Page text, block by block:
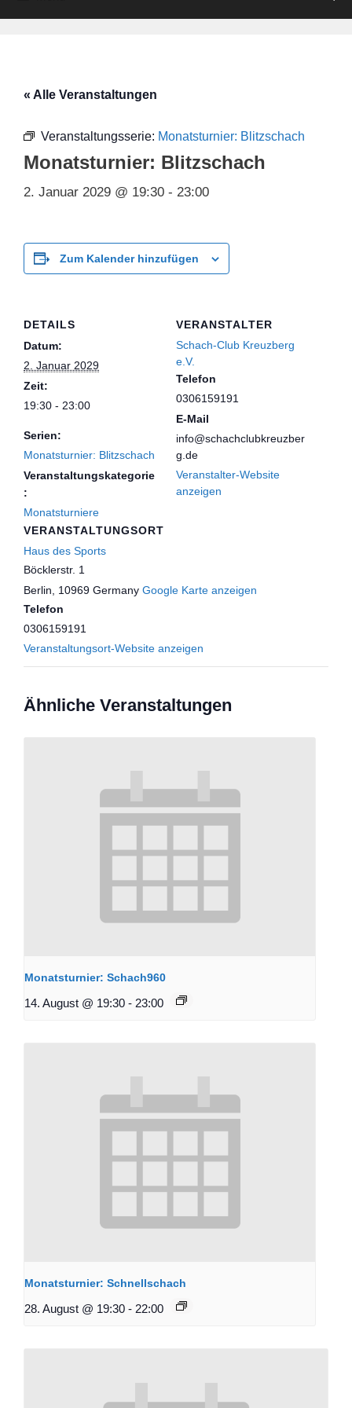
« Alle Veranstaltungen
Veranstaltungsserie: Monatsturnier: Blitzschach
Monatsturnier: Blitzschach
2. Januar 2029 @ 19:30 - 23:00
Zum Kalender hinzufügen
DETAILS
Datum:
2. Januar 2029
Zeit:
19:30 - 23:00
Serien:
Monatsturnier: Blitzschach
Veranstaltungskategorie
:
Monatsturniere
VERANSTALTUNGSORT
Haus des Sports
Böcklerstr. 1
Berlin
10969 Germany Google Karte anzeigen
Telefon
0306159191
Veranstaltungsort-Website anzeigen
VERANSTALTER
Schach-Club Kreuzberg
e.V.
Telefon
0306159191
E-Mail
info@schachclubkreuzber
g.de
Veranstalter-Website
anzeigen
Ähnliche Veranstaltungen
Monatsturnier: Schach960
14. August @ 19:30 - 23:00
Monatsturnier: Schnellschach
28. August @ 19:30 - 22:00